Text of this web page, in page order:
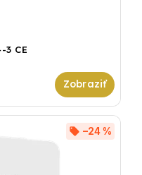
3 CE
–24 %